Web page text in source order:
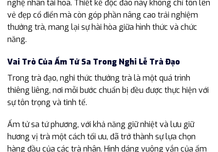
nghệ nhân tài hoa. Thiết kế độc đáo này không chỉ tôn lên
vẻ đẹp cổ điển mà còn góp phần nâng cao trải nghiệm
thưởng trà, mang lại sự hài hòa giữa hình thức và chức
năng.
Vai Trò Của Ấm Tử Sa Trong Nghi Lễ Trà Đạo
Trong trà đạo, nghi thức thưởng trà là một quá trình
thiêng liêng, nơi mỗi bước chuẩn bị đều được thực hiện với
sự tôn trọng và tinh tế.
Ấm tử sa tứ phương, với khả năng giữ nhiệt và lưu giữ
hương vị trà một cách tối ưu, đã trở thành sự lựa chọn
hàng đầu của các trà nhân. Hình dáng vuông vắn của ấm